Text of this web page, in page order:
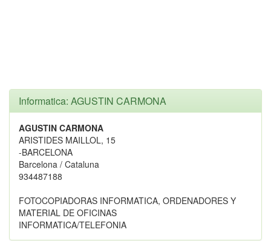
Informatica: AGUSTIN CARMONA
AGUSTIN CARMONA
ARISTIDES MAILLOL, 15
-BARCELONA
Barcelona / Cataluna
934487188
FOTOCOPIADORAS INFORMATICA, ORDENADORES Y
MATERIAL DE OFICINAS
INFORMATICA/TELEFONIA